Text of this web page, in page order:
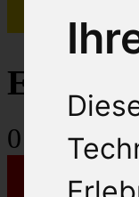
(0)
Einkaufs
0 Artikel